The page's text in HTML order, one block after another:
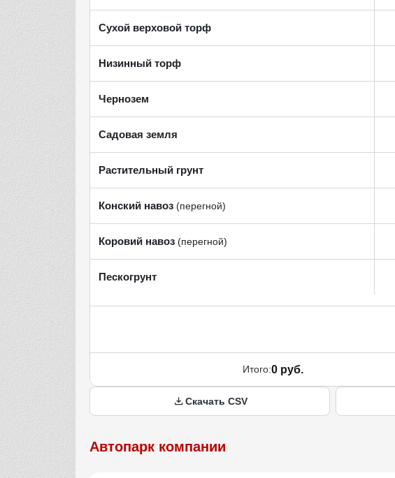
Сухой верховой торф
Низинный торф
Чернозем
Садовая земля
Растительный грунт
Конский навоз (перегной)
Коровий навоз (перегной)
Пескогрунт
Итого:0 руб.
Скачать CSV
Автопарк компании